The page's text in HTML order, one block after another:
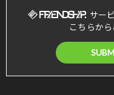
サー
こちらか